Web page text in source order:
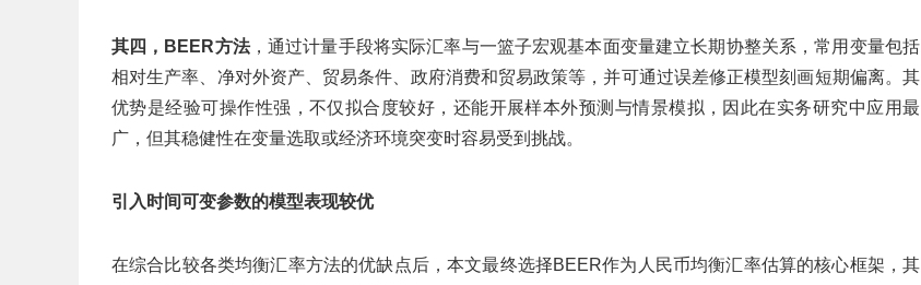
其四，BEER方法，通过计量手段将实际汇率与一篮子宏观基本面变量建立长期协整关系，常用变量包括
相对生产率、净对外资产、贸易条件、政府消费和贸易政策等，并可通过误差修正模型刻画短期偏离。其
优势是经验可操作性强，不仅拟合度较好，还能开展样本外预测与情景模拟，因此在实务研究中应用最
广，但其稳健性在变量选取或经济环境突变时容易受到挑战。
引入时间可变参数的模型表现较优
在综合比较各类均衡汇率方法的优缺点后，本文最终选择BEER作为人民币均衡汇率估算的核心框架，其